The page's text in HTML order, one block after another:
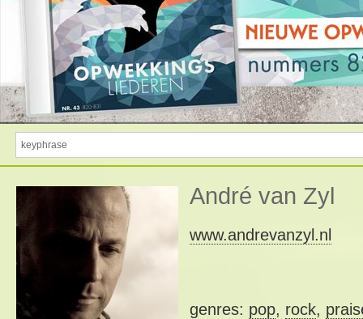
André van Zyl
www.andrevanzyl.nl
genres: pop, rock,